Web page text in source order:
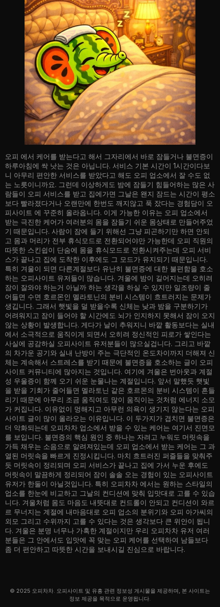
오피 에서 케어를 받는다고 해서 그자리에서 바로 잠들거나 불면증이
하루아침에 싹 낫는 것은 아닙니다. 서비스 기본 시간이 1시간이다보
니 아무리 편안한 서비스를 받았다고 해도 오피 업소에서 잘 수도 없
는 노릇이니까요. 그런데 이상하게도 밤에 잠들기 힘들어하는 많은 사
람들이 오피 서비스를 받고 집에가면 그날은 왠지 잠드는 시간이 평소
보다 빨라졌다거나 오랜만에 한번도 깨지않고 푹 잤다는 경험담이 오
피사이트 에 꾸준히 올라옵니다. 이게 가능한 이유는 오피 업소에서
받는 극진한 케어가 여러분의 몸을 잠들기 쉬운 몸상태로 만들어주었
기 때문입니다. 사람이 잠에 들기 위해선 그냥 피곤하기만 하면 안되
고 몸과 머리가 전부 휴식모드로 전환되어야만 가능한데 오피 직원의
따뜻한 스킨쉽이 단숨에 몸을 휴식모드로 전환시켜주는데 오피 서비
스가 끝나고 집에 도착한 이후에도 그 모드가 유지되기 때문입니다.
특히 겨울이 되면 다른계절보다 유난히 불면증에 대한 불편함을 호소
하는 오피사이트 유저들이 많습니다. 겨울에 밤이 길어지는데 오히려
잠이 잘와야 하는거 아닐까 하는 생각을 하실 수 있지만 일조량이 줄
어들면 수면 호르몬인 멜라토닌의 분비 시스템이 흐트러지는 문제가
생깁니다. 그래서 햇빛을 덜 받을수록 신체는 낮과 밤을 구분하기가
어려워지고 잠이 들어야 할 시간에도 뇌가 인지하지 못해서 잠이 오지
않는 상황이 발생합니다. 게다가 날이 추워지니 바깥 활동보다는 실내
에서 소극적으로 움직이게 되면서 오히려 정신적인 피로가 쌓인다는
사실에 공감하실 오피사이트 유저분들이 많으실겁니다. 그리고 바깥
의 차가운 공기와 실내 난방이 주는 극단적인 온도차이까지 더해져 신
체는 계속해서 스트레스를 받기 때문에 불면증을 호소하는 글이 오피
사이트 커뮤니티에 많아지는 것입니다. 여기에 겨울은 번아웃과 계절
성 우울증이 함께 오기 쉬운 눈물나는 계절입니다. 앞서 말했듯 햇빛
을 받을 기회가 줄어들면 멜라토닌 같은 호르몬의 분비 시스템이 흔들
리기 때문에 아무리 조금 움직여도 많이 움직이는 것처럼 에너지 소모
가 커집니다. 이유없이 멍해지고 아무런 의욕이 생기지 않는다는 오피
사이트 글이 많이 올라오는 이유입니다. 이 두가지가 겹치면 불면증은
더 악화되는데 오피차차 업소에서 받을 수 있는 케어는 여기서 진면모
를 보입니다. 불면증의 핵심 원인 중 하나는 자려고 누워도 머릿속을
가득 채우는 소음으로 알려져있는데 오피 업소에서 받는 케어는 그 과
열된 머릿속을 빠르게 진정시킵니다. 마치 흐트러진 퍼즐들을 맞춰주
듯 머릿속이 정리되며 오피 서비스가 끝나고 집에 가서 누운 후에도
머릿속이 말끔하게 정리되어 잠이 솔솔 오는 경험이 있는 오피사이트
유저가 한둘이 아닐것입니다. 특히 오피차차 에서는 원하는 스타일의
업소를 한눈에 비교하고 그날의 컨디션에 맞춰 입맛대로 고를 수 있습
니다. 겨울처럼 몸도 마음도 내뜻대로 컨드롤이 안되고 컨디션이 와르
르 무너지는 계절에 내마음대로 오피 업소의 분위기와 오피 아가씨의
외모 그리고 수위까지 고를 수 있다는 것은 생각보다 큰 위안이 됩니
다. 겨울은 분명 너무나 가혹한 계절이지만 우리 오피차차 유저 여러
분들은 그 안에서도 입맛에 꼭 맞는 오피 케어를 선택하여 남들보다
좀 더 편안하고 따뜻한 시간을 보내시길 진심으로 바랍니다.
© 2025 오피차차. 오피사이트 및 유흥 관련 정보성 게시물을 제공하며, 본 사이트는
정보 제공을 목적으로 운영됩니다.